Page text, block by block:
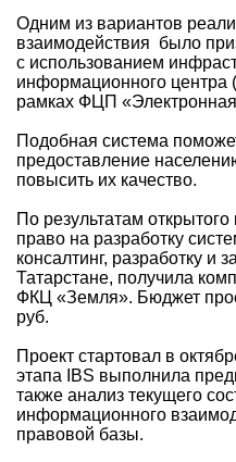
Одним из вариантов
взаимодействия было
с использованием
информационного центра
рамках ФЦП
Подобная система
предоставление
повысить их качество.
По результатам
право на разработку
консалтинг, разработку и
Татарстане, получила
ФКЦ «Земля». Бюджет
руб.
Проект стартовал в
этапа IBS выполнила
также анализ текущего
информационного
правовой базы.